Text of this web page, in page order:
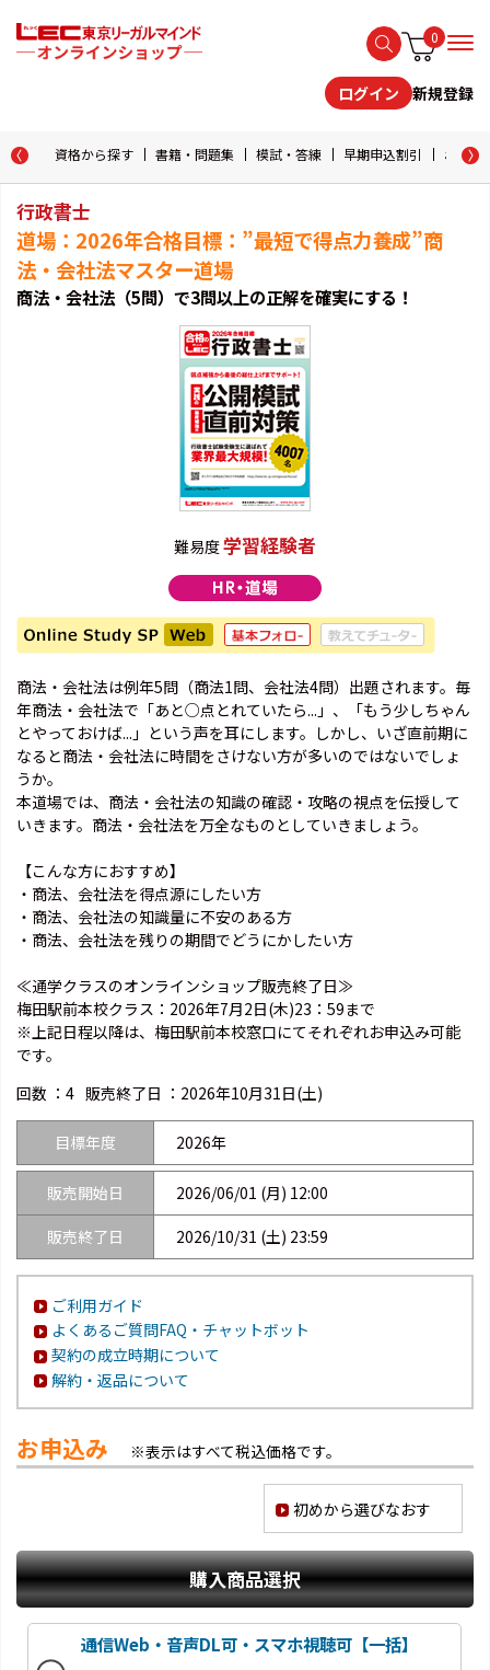
0
ログイン 新規登録
資格から探す 書籍・問題集 模試・答練 早期申込割引 おため
行政書士
道場：2026年合格目標：”最短で得点力養成”商
法・会社法マスター道場
商法・会社法（5問）で3問以上の正解を確実にする！
難易度学習経験者
商法・会社法は例年5問（商法1問、会社法4問）出題されます。毎
年商法・会社法で「あと○点とれていたら...」、「もう少しちゃん
とやっておけば...」という声を耳にします。しかし、いざ直前期に
なると商法・会社法に時間をさけない方が多いのではないでしょ
うか。
本道場では、商法・会社法の知識の確認・攻略の視点を伝授して
いきます。商法・会社法を万全なものとしていきましょう。
【こんな方におすすめ】
・商法、会社法を得点源にしたい方
・商法、会社法の知識量に不安のある方
・商法、会社法を残りの期間でどうにかしたい方
≪通学クラスのオンラインショップ販売終了日≫
梅田駅前本校クラス：2026年7月2日(木)23：59まで
※上記日程以降は、梅田駅前本校窓口にてそれぞれお申込み可能
です。
回数 ： 4 販売終了日 ： 2026年10月31日(土)
目標年度 2026年
販売開始日
2026/06/01 (月) 12:00
販売終了日
2026/10/31 (土) 23:59
ご利用ガイド
よくあるご質問FAQ・チャットボット
契約の成立時期について
解約・返品について
お申込み ※表示はすべて税込価格です。
初めから選びなおす
購入商品選択
通信Web・音声DL可・スマホ視聴可【一括】